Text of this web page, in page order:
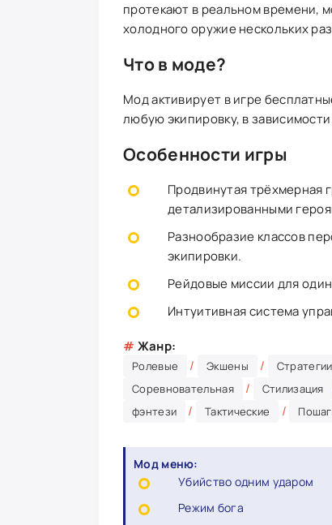
протекают в реальном времени,
холодного оружие нескольких
Что в моде?
Мод активирует в игре
любую экипировку, в
Особенности игры
Продвинутая трёхмерная
детализированными
Разнообразие классов
экипировки.
Рейдовые миссии для
Интуитивная система
# Жанр:
Ролевые / Экшены / Стратегии
Соревновательная / Стилизация
фэнтези / Тактические /
Мод меню:
Убийство одним ударом
Режим бога